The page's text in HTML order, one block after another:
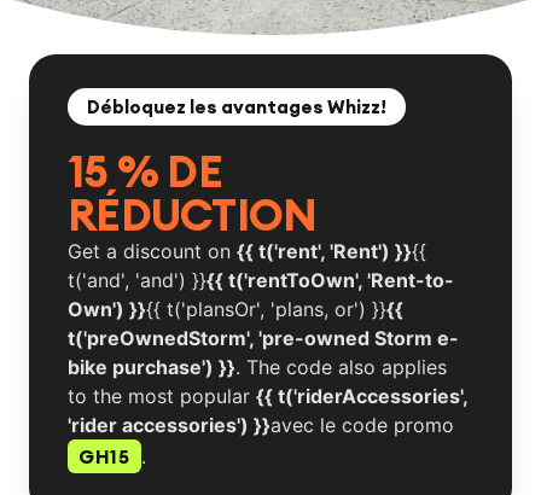
FR ES RU
Débloquez les avantages Whizz!
15 % DE
RÉDUCTION
Get a discount on {{ t('rent', 'Rent') }}{{
t('and', 'and') }}{{ t('rentToOwn', 'Rent-to-
Own') }}{{ t('plansOr', 'plans, or') }}{{
t('preOwnedStorm', 'pre-owned Storm e-
bike purchase') }}. The code also applies
to the most popular {{ t('riderAccessories',
'rider accessories') }}avec le code promo
GH15 .